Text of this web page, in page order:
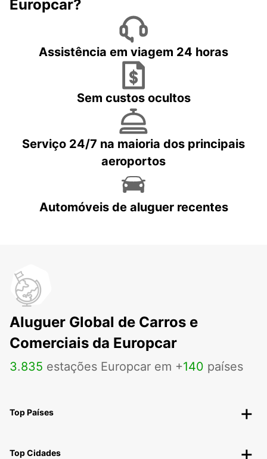
Europcar?
Assistência em viagem 24 horas
Sem custos ocultos
Serviço 24/7 na maioria dos principais
aeroportos
Automóveis de aluguer recentes
Aluguer Global de Carros e
Comerciais da Europcar
3.835 estações Europcar em +140 países
Top Países
Top Cidades